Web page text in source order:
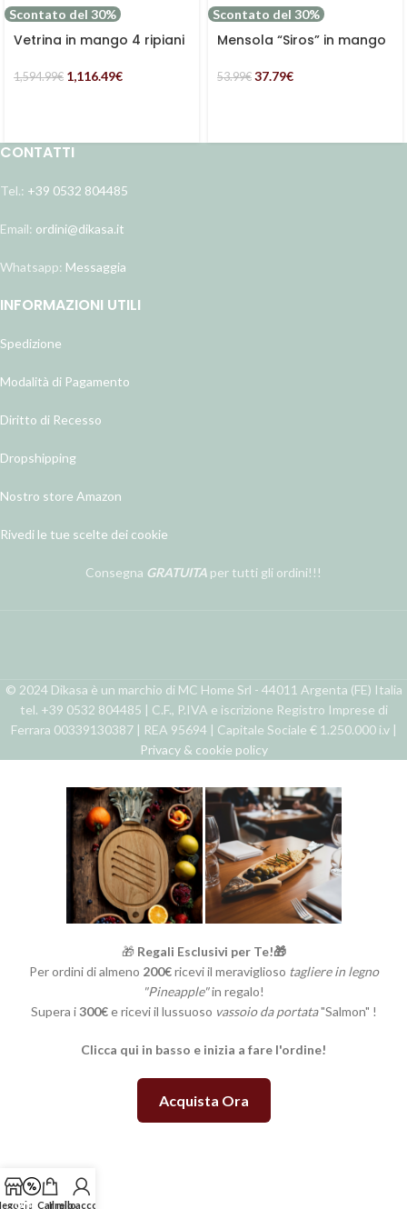
Scontato del 30%
Vetrina in mango 4 ripiani
1,594.99€ 1,116.49€
Scontato del 30%
Mensola “Siros” in mango
53.99€ 37.79€
CONTATTI
Tel.: +39 0532 804485
Email: ordini@dikasa.it
Whatsapp: Messaggia
INFORMAZIONI UTILI
Spedizione
Modalità di Pagamento
Diritto di Recesso
Dropshipping
Nostro store Amazon
Rivedi le tue scelte dei cookie
Consegna GRATUITA per tutti gli ordini!!!
© 2024 Dikasa è un marchio di MC Home Srl - 44011 Argenta (FE) Italia
tel. +39 0532 804485 | C.F., P.IVA e iscrizione Registro Imprese di
Ferrara 00339130387 | REA 95694 | Capitale Sociale € 1.250.000 i.v |
Privacy & cookie policy
🎁 Regali Esclusivi per Te!🎁
Per ordini di almeno 200€ricevi il meraviglioso tagliere in legno
"Pineapple"in regalo!
Supera i300€e ricevi il lussuoso vassoio da portata"Salmon" !
Clicca qui in basso e inizia a fare l'ordine!
Acquista Ora
OfferteCarrello
Il mio account